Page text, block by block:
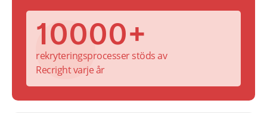
10000+
rekryteringsprocesser stöds av
Recright varje år